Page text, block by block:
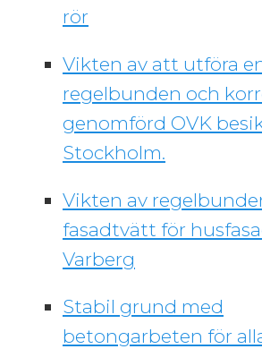
rör
Vikten av att utföra
regelbunden och
genomförd OVK
Stockholm.
Vikten av
fasadtvätt för
Varberg
Stabil grund med
betongarbeten för